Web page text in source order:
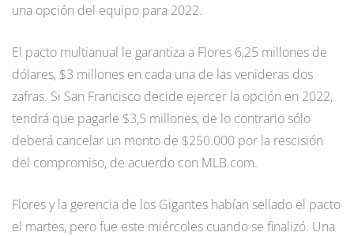
una opción del equipo para 2022.
El pacto multianual le garantiza a Flores 6,25 millones de
dólares, $3 millones en cada una de las venideras dos
zafras. Si San Francisco decide ejercer la opción en 2022,
tendrá que pagarle $3,5 millones, de lo contrario sólo
deberá cancelar un monto de $250.000 por la rescisión
del compromiso, de acuerdo con MLB.com.
Flores y la gerencia de los Gigantes habían sellado el pacto
el martes, pero fue este miércoles cuando se finalizó. Una